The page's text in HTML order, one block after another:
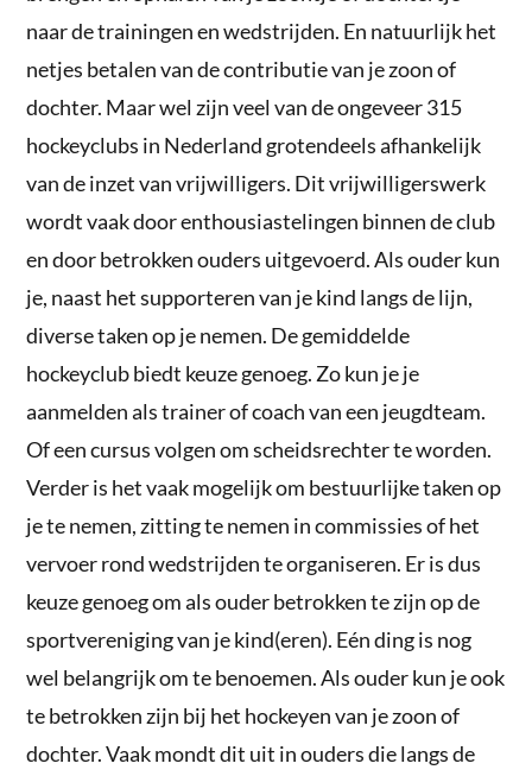
naar de trainingen en wedstrijden. En natuurlijk het
netjes betalen van de contributie van je zoon of
dochter. Maar wel zijn veel van de ongeveer 315
hockeyclubs in Nederland grotendeels afhankelijk
van de inzet van vrijwilligers. Dit vrijwilligerswerk
wordt vaak door enthousiastelingen binnen de club
en door betrokken ouders uitgevoerd. Als ouder kun
je, naast het supporteren van je kind langs de lijn,
diverse taken op je nemen. De gemiddelde
hockeyclub biedt keuze genoeg. Zo kun je je
aanmelden als trainer of coach van een jeugdteam.
Of een cursus volgen om scheidsrechter te worden.
Verder is het vaak mogelijk om bestuurlijke taken op
je te nemen, zitting te nemen in commissies of het
vervoer rond wedstrijden te organiseren. Er is dus
keuze genoeg om als ouder betrokken te zijn op de
sportvereniging van je kind(eren). Eén ding is nog
wel belangrijk om te benoemen. Als ouder kun je ook
te betrokken zijn bij het hockeyen van je zoon of
dochter. Vaak mondt dit uit in ouders die langs de